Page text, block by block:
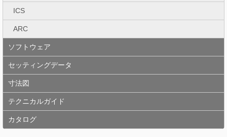
ICS
ARC
ソフトウェア
セッティングデータ
寸法図
テクニカルガイド
カタログ